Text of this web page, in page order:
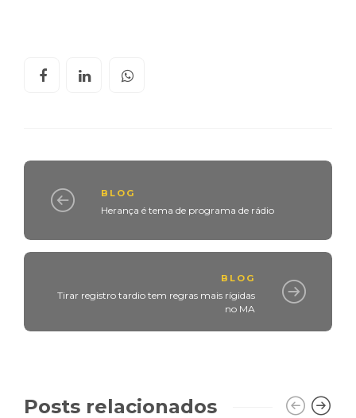
BLOG
Herança é tema de programa de rádio
BLOG
Tirar registro tardio tem regras mais rígidas
no MA
Posts relacionados